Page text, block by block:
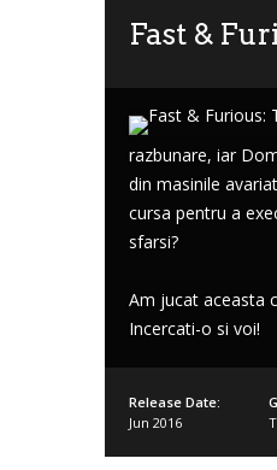
Fast &
razbunare, iar
din masinile
cursa pentru a
sfarsi?
Am jucat aceasta
Incercati-o si voi!
Release Date:
Jun 2016